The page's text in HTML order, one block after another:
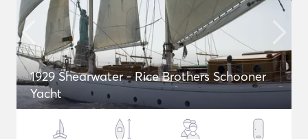
1929 Shearwater - Rice Brothers Schooner
Yacht